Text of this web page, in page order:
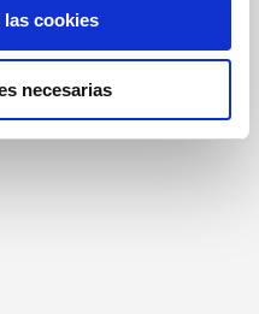
cookies
necesarias
a 14:00